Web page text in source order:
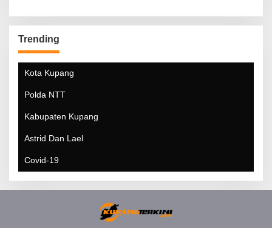
Trending
Kota Kupang
Polda NTT
Kabupaten Kupang
Astrid Dan Lael
Covid-19